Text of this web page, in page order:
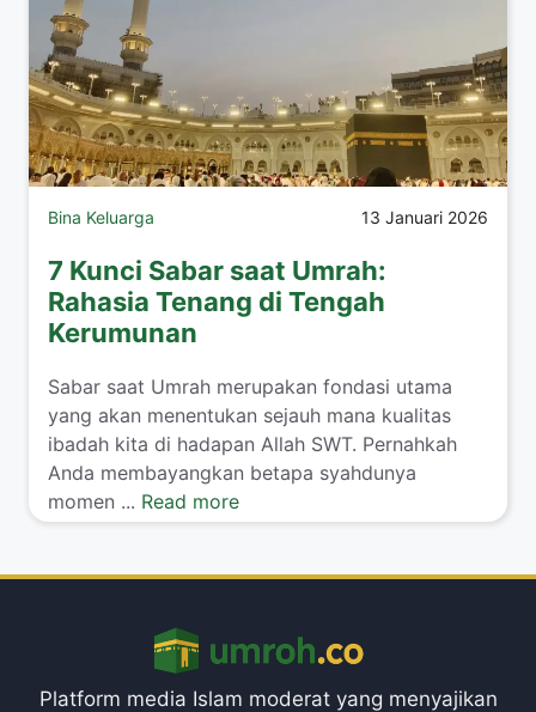
Bina Keluarga 13 Januari 2026
7 Kunci Sabar saat Umrah:
Rahasia Tenang di Tengah
Kerumunan
​Sabar saat Umrah merupakan fondasi utama
yang akan menentukan sejauh mana kualitas
ibadah kita di hadapan Allah SWT. Pernahkah
Anda membayangkan betapa syahdunya
momen ... Read more
Platform media Islam moderat yang menyajikan